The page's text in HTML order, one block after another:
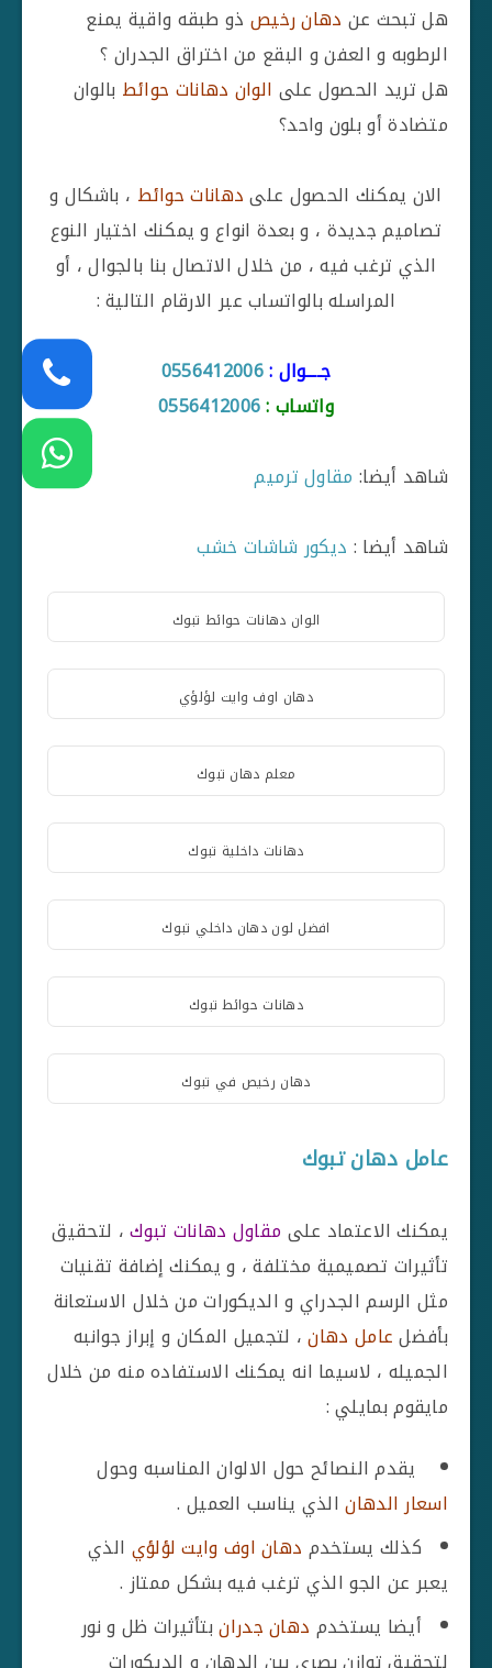
هل تبحث عن دهان رخيص ذو طبقه واقية يمنع
الرطوبه و العفن و البقع من اختراق الجدران ؟
هل تريد الحصول على الوان دهانات حوائط بالوان
متضادة أو بلون واحد؟
الان يمكنك الحصول علىدهانات حوائط ، باشكال و
تصاميم جديدة ، و بعدة انواع و يمكنك اختيار النوع
الذي ترغب فيه ، من خلال الاتصال بنا بالجوال ، أو
المراسله بالواتساب عبر الارقام التالية :
جــــوال :0556412006
واتساب :0556412006
شاهد أيضا: مقاول ترميم
شاهد أيضا : ديكور شاشات خشب
الوان دهانات حوائط تبوك
دهان اوف وايت لؤلؤي
معلم دهان تبوك
دهانات داخلية تبوك
افضل لون دهان داخلي تبوك
دهانات حوائط تبوك
دهان رخيص في تبوك
عامل دهان تبوك
يمكنك الاعتماد على مقاول دهانات تبوك، لتحقيق
تأثيرات تصميمية مختلفة ، و يمكنك إضافة تقنيات
مثل الرسم الجدراي و الديكورات من خلال الاستعانة
بأفضلعامل دهان، لتجميل المكان و إبراز جوانبه
الجميله ، لاسيما انه يمكنك الاستفاده منه من خلال
مايقوم بمايلي :
يقدم النصائح حول الالوان المناسبه وحول
اسعار الدهانالذي يناسب العميل .
كذلك يستخدم دهان اوف وايت لؤلؤي الذي
يعبر عن الجو الذي ترغب فيه بشكل ممتاز .
أيضا يستخدم دهان جدرانبتأثيرات ظل و نور